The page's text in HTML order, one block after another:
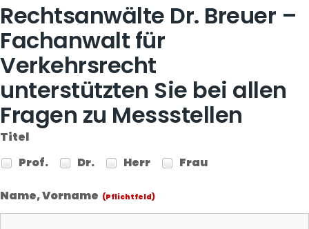
Rechtsanwälte Dr. Breuer –
Fachanwalt für
Verkehrsrecht
unterstützten Sie bei allen
Fragen zu Messstellen
Titel
Prof.
Dr. Herr Frau
Name, Vorname (Pflichtfeld)